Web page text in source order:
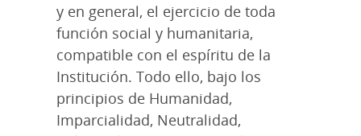
y en general, el ejercicio de toda
función social y humanitaria,
compatible con el espíritu de la
Institución. Todo ello, bajo los
principios de Humanidad,
Imparcialidad, Neutralidad,